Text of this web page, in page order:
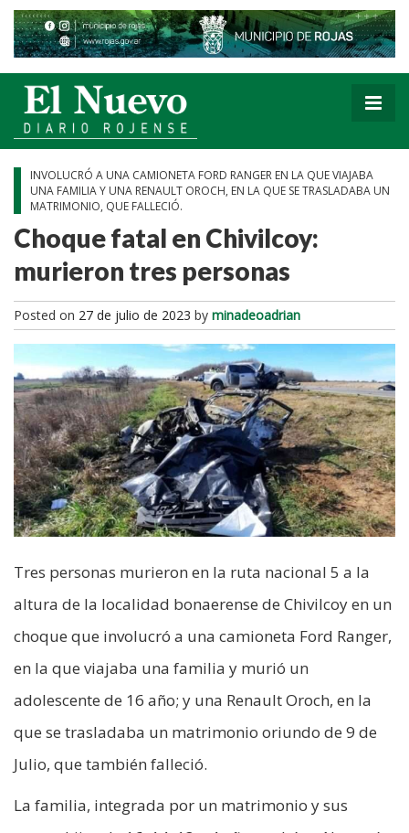
INVOLUCRÓ A UNA CAMIONETA FORD RANGER EN LA QUE VIAJABA
UNA FAMILIA Y UNA RENAULT OROCH, EN LA QUE SE TRASLADABA UN
MATRIMONIO, QUE FALLECIÓ.
Choque fatal en Chivilcoy:
murieron tres personas
Posted on 27 de julio de 2023 by minadeoadrian
Tres personas murieron en la ruta nacional 5 a la
altura de la localidad bonaerense de Chivilcoy en un
choque que involucró a una camioneta Ford Ranger,
en la que viajaba una familia y murió un
adolescente de 16 año; y una Renault Oroch, en la
que se trasladaba un matrimonio oriundo de 9 de
Julio, que también falleció.
La familia, integrada por un matrimonio y sus